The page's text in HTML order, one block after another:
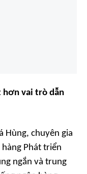
hơn vai trò dẫn
Hùng, chuyên gia
hàng Phát triển
ngắn và trung